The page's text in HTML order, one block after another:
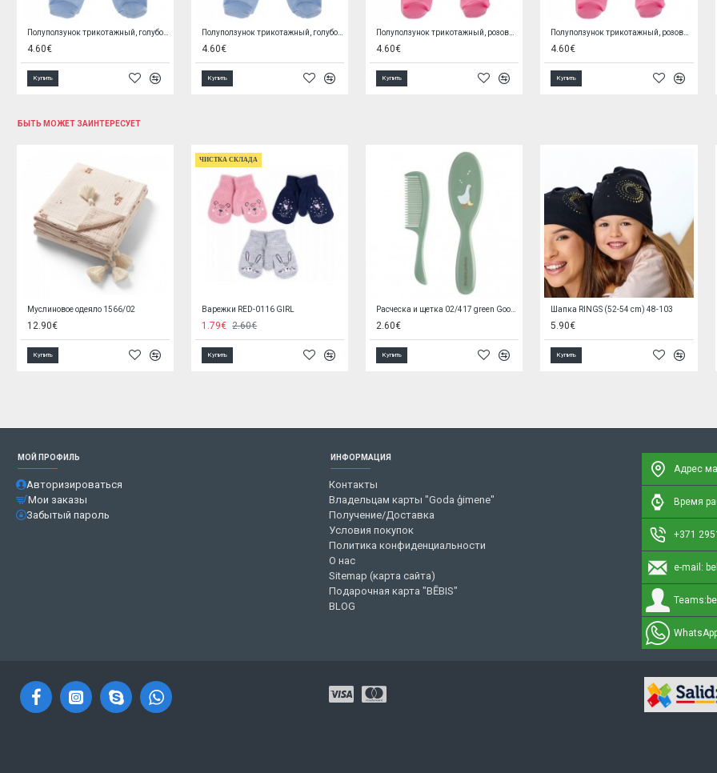
Кофточка трикотажная, розовая 62 cm O0YEYROX
5.90€
Купить
Кофточка трикотажная, голубая 62 cm F9W2GGPL
5.90€
Купить
Кофточка PINK 56 cm EX0QV4W2
5.90€
Купить
Варежки-нецарапки STARS
1.90€
Купить
БЫТЬ МОЖЕТ ЗАИНТЕРЕСУЕТ
2.65€
Купить
4.99€ 7.90€
Купить
Силиконовый прорезыватель FLOWER 1596/02
3.80€
Купить
6.90€
Купить
МОЙ ПРОФИЛЬ
Авторизироваться
Мои заказы
Забытый пароль
ИНФОРМАЦИЯ
Контакты
Владельцам карты "Goda ģimene"
Получение/Доставка
Условия покупок
Политика конфиденциальности
О нас
Sitemap (карта сайта)
Подарочная карта "BĒBIS"
BLOG
Адрес
Время
+371
e-mail:
Teams: